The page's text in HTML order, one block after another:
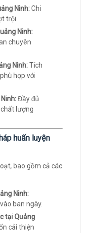
Ninh:Chi
trội.
Ninh:
chuyên
Ninh:Tích
hợp với
Đầy đủ
lượng
huấn luyện
bao gồm cả các
Ninh:
ban ngày.
tại Quảng
cải thiện